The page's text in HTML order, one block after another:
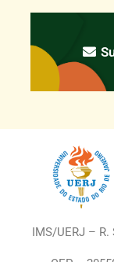
IMS/UERJ – R.